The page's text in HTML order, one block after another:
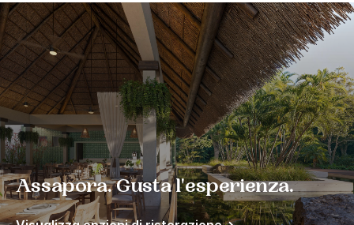
Assapora. Gusta l'esperienza.